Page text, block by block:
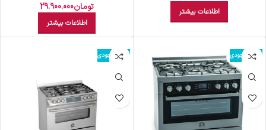
اطلاعات بیشتر تومان29.900.000
اطلاعات بیشتر
اتمام موجودی اتمام موجودی